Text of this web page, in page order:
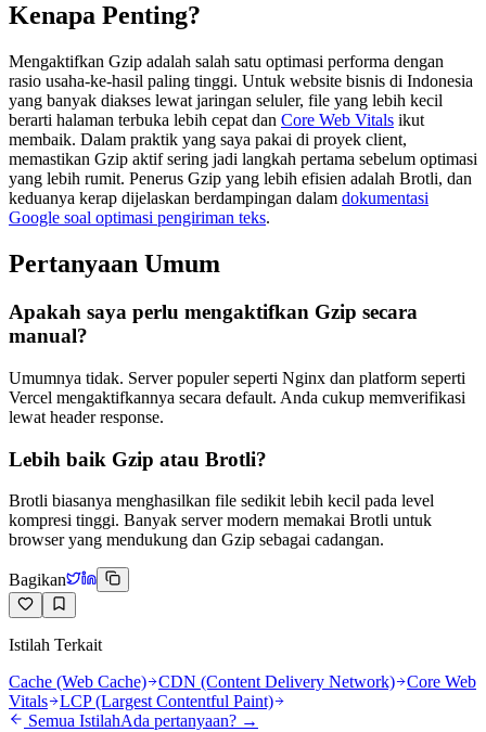
Kenapa Penting?
Mengaktifkan Gzip adalah salah satu optimasi performa dengan
rasio usaha-ke-hasil paling tinggi. Untuk website bisnis di Indonesia
yang banyak diakses lewat jaringan seluler, file yang lebih kecil
berarti halaman terbuka lebih cepat dan Core Web Vitals ikut
membaik. Dalam praktik yang saya pakai di proyek client,
memastikan Gzip aktif sering jadi langkah pertama sebelum optimasi
yang lebih rumit. Penerus Gzip yang lebih efisien adalah Brotli, dan
keduanya kerap dijelaskan berdampingan dalam dokumentasi
Google soal optimasi pengiriman teks.
Pertanyaan Umum
Apakah saya perlu mengaktifkan Gzip secara
manual?
Umumnya tidak. Server populer seperti Nginx dan platform seperti
Vercel mengaktifkannya secara default. Anda cukup memverifikasi
lewat header response.
Lebih baik Gzip atau Brotli?
Brotli biasanya menghasilkan file sedikit lebih kecil pada level
kompresi tinggi. Banyak server modern memakai Brotli untuk
browser yang mendukung dan Gzip sebagai cadangan.
Bagikan
Istilah Terkait
Cache (Web Cache)
CDN (Content Delivery Network)
Core Web
Vitals
LCP (Largest Contentful Paint)
Semua IstilahAda pertanyaan? →